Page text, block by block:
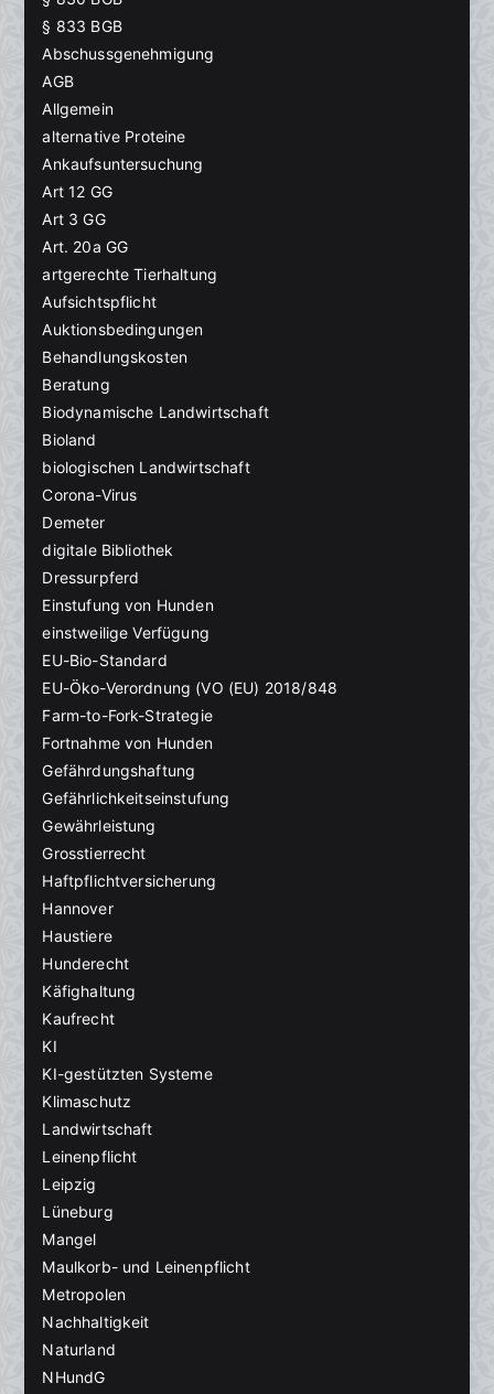
§ 833 BGB
Abschussgenehmigung
AGB
Allgemein
alternative Proteine
Ankaufsuntersuchung
Art 12 GG
Art 3 GG
Art. 20a GG
artgerechte Tierhaltung
Aufsichtspflicht
Auktionsbedingungen
Behandlungskosten
Beratung
Biodynamische Landwirtschaft
Bioland
biologischen Landwirtschaft
Corona-Virus
Demeter
digitale Bibliothek
Dressurpferd
Einstufung von Hunden
einstweilige Verfügung
EU-Bio-Standard
EU-Öko-Verordnung (VO (EU) 2018/848
Farm-to-Fork-Strategie
Fortnahme von Hunden
Gefährdungshaftung
Gefährlichkeitseinstufung
Gewährleistung
Grosstierrecht
Haftpflichtversicherung
Hannover
Haustiere
Hunderecht
Käfighaltung
Kaufrecht
KI
KI-gestützten Systeme
Klimaschutz
Landwirtschaft
Leinenpflicht
Leipzig
Lüneburg
Mangel
Maulkorb- und Leinenpflicht
Metropolen
Nachhaltigkeit
Naturland
NHundG